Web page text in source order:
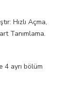
Hızlı Açma,
Tanımlama.
4 ayrı bölüm